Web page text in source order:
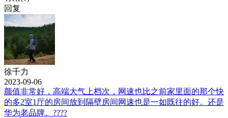
回复
徐千力
2023-09-06
颜值非常好，高端大气上档次，网速也比之前家里面的那个快
的多2室1厅的房间放到隔壁房间网速也是一如既往的好。还是
华为老品牌。????